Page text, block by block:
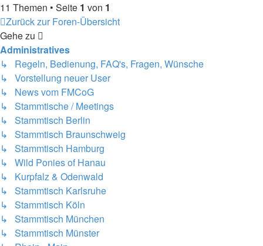
11 Themen • Seite 1 von 1
Zurück zur Foren-Übersicht
Gehe zu
Administratives
↳ Regeln, Bedienung, FAQ's, Fragen, Wünsche
↳ Vorstellung neuer User
↳ News vom FMCoG
↳ Stammtische / Meetings
↳ Stammtisch Berlin
↳ Stammtisch Braunschweig
↳ Stammtisch Hamburg
↳ Wild Ponies of Hanau
↳ Kurpfalz & Odenwald
↳ Stammtisch Karlsruhe
↳ Stammtisch Köln
↳ Stammtisch München
↳ Stammtisch Münster